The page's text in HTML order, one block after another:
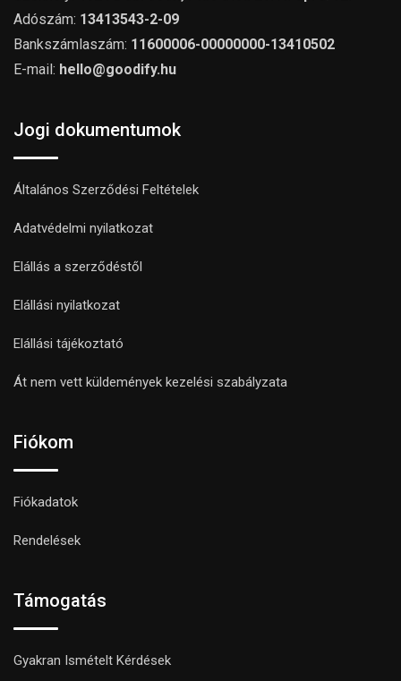
Adószám: 13413543-2-09
Bankszámlaszám: 11600006-00000000-13410502
E-mail: hello@goodify.hu
Jogi dokumentumok
Általános Szerződési Feltételek
Adatvédelmi nyilatkozat
Elállás a szerződéstől
Elállási nyilatkozat
Elállási tájékoztató
Át nem vett küldemények kezelési szabályzata
Fiókom
Fiókadatok
Rendelések
Támogatás
Gyakran Ismételt Kérdések